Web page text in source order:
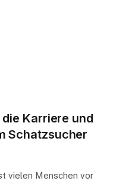
Karriere und
Schatzsucher
vielen Menschen vor